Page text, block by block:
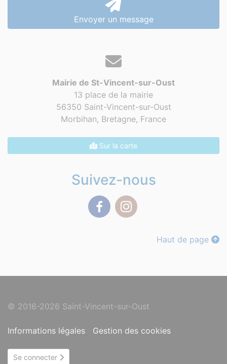
Envoyer un message
Mairie de St-Vincent-sur-Oust
13 place de la mairie
56350 Saint-Vincent-sur-Oust
Morbihan, Bretagne, France
Sur la carte
Suivez-nous
Haut de page
© 2016-2026 Saint-Vincent-sur-Oust
Informations légales Gestion des cookies
Se connecter